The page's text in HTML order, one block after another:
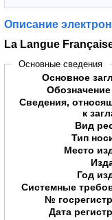
Описание
La Langue
Основные сведения
Основное
Сведения,
к
Вид
Тип
Место
Год
Системные
№
Дата